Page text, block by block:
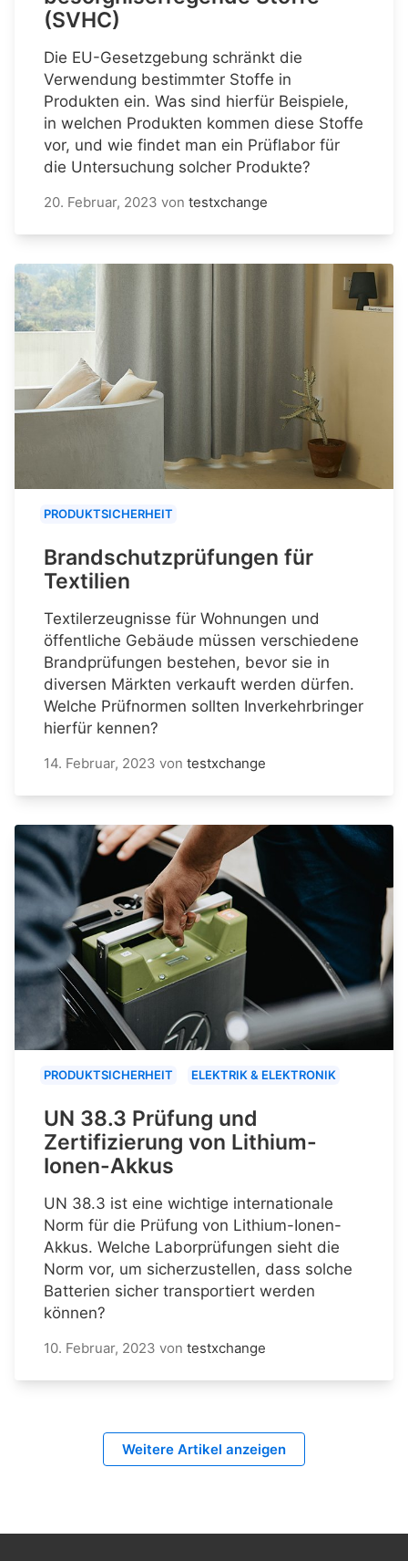
(SVHC)
Die EU-Gesetzgebung schränkt die
Verwendung bestimmter Stoffe in
Produkten ein. Was sind hierfür Beispiele,
in welchen Produkten kommen diese Stoffe
vor, und wie findet man ein Prüflabor für
die Untersuchung solcher Produkte?
20. Februar, 2023 von testxchange
PRODUKTSICHERHEIT
Brandschutzprüfungen für
Textilien
Textilerzeugnisse für Wohnungen und
öffentliche Gebäude müssen verschiedene
Brandprüfungen bestehen, bevor sie in
diversen Märkten verkauft werden dürfen.
Welche Prüfnormen sollten Inverkehrbringer
hierfür kennen?
14. Februar, 2023 von testxchange
PRODUKTSICHERHEIT ELEKTRIK & ELEKTRONIK
UN 38.3 Prüfung und
Zertifizierung von Lithium-
Ionen-Akkus
UN 38.3 ist eine wichtige internationale
Norm für die Prüfung von Lithium-Ionen-
Akkus. Welche Laborprüfungen sieht die
Norm vor, um sicherzustellen, dass solche
Batterien sicher transportiert werden
können?
10. Februar, 2023 von testxchange
Weitere Artikel anzeigen